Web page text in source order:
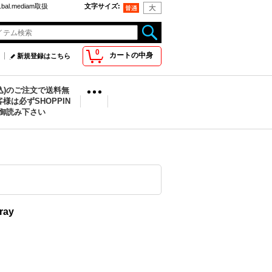
取扱 文字サイズ:
0 カートの中身
新規登録はこちら
)のご注文で送料無
は必ずSHOPPIN
読み下さい